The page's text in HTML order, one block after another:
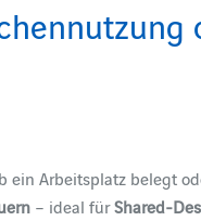
ein Arbeitsplatz belegt
– ideal fürShared-